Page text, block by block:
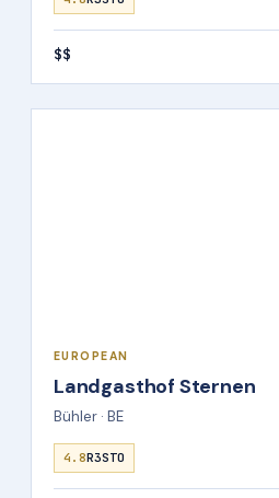
$$
EUROPEAN
Landgasthof Sternen
Bühler · BE
4.8R3STO